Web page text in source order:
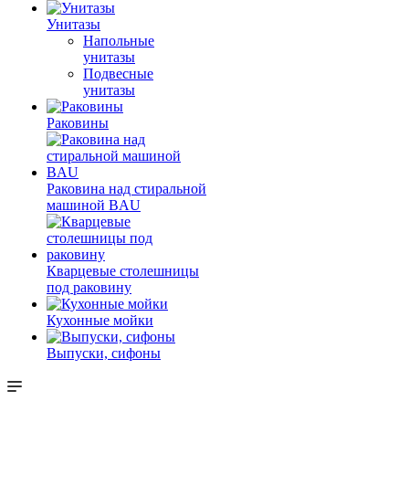
Унитазы
Напольные
унитазы
Подвесные
унитазы
Раковины
Раковина над стиральной
машиной BAU
Кварцевые столешницы
под раковину
Кухонные мойки
Выпуски, сифоны